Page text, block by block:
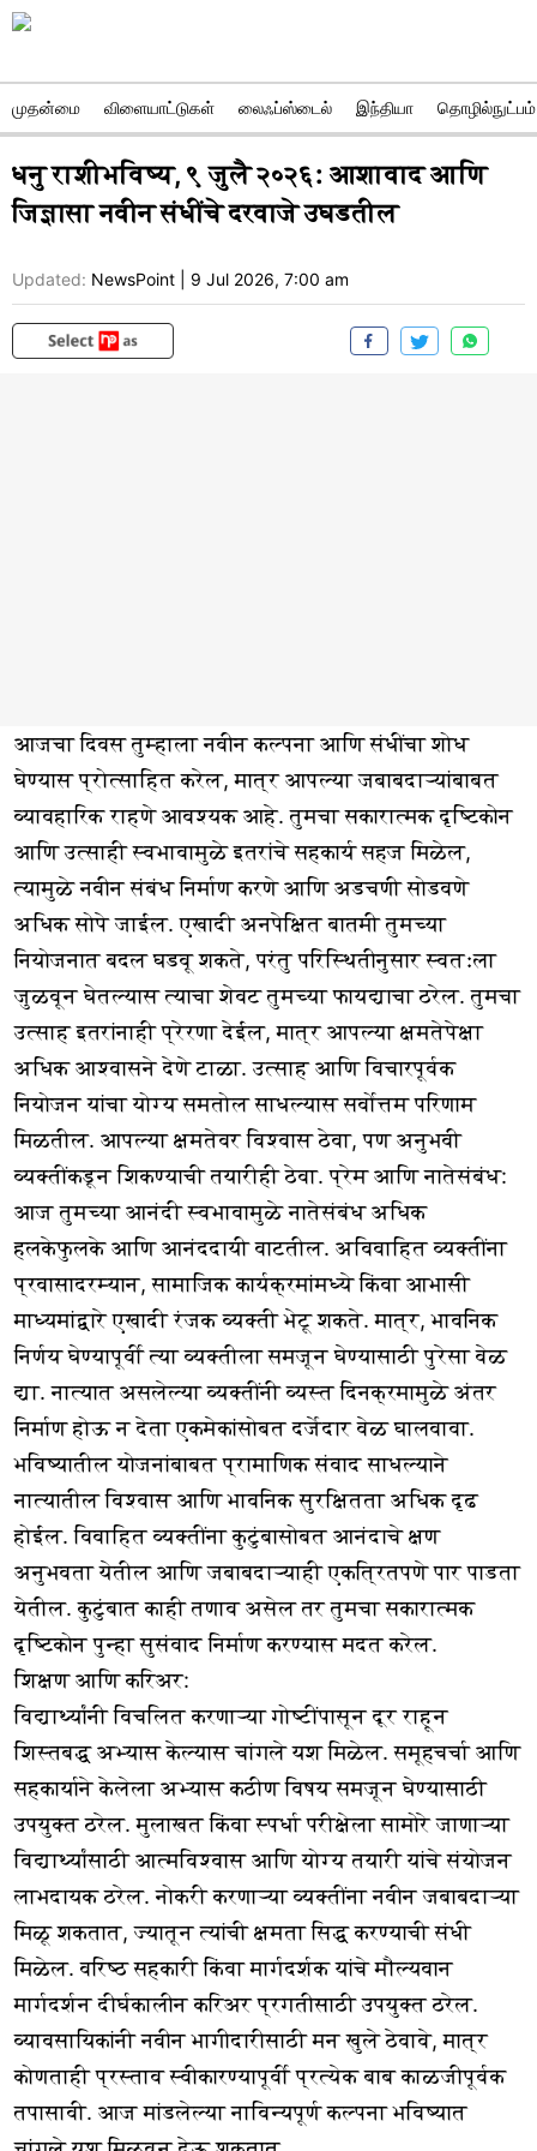
முதன்மை விளையாட்டுகள் லைஃப்ஸ்டைல் இந்தியா தொழில்நுட்பம்
धनु राशीभविष्य, ९ जुलै २०२६: आशावाद आणि
जिज्ञासा नवीन संधींचे दरवाजे उघडतील
Updated: NewsPoint 9 Jul 2026, 7:00 am
आजचा दिवस तुम्हाला नवीन कल्पना आणि संधींचा शोध
घेण्यास प्रोत्साहित करेल, मात्र आपल्या जबाबदाऱ्यांबाबत
व्यावहारिक राहणे आवश्यक आहे. तुमचा सकारात्मक दृष्टिकोन
आणि उत्साही स्वभावामुळे इतरांचे सहकार्य सहज मिळेल,
त्यामुळे नवीन संबंध निर्माण करणे आणि अडचणी सोडवणे
अधिक सोपे जाईल. एखादी अनपेक्षित बातमी तुमच्या
नियोजनात बदल घडवू शकते, परंतु परिस्थितीनुसार स्वतःला
जुळवून घेतल्यास त्याचा शेवट तुमच्या फायद्याचा ठरेल. तुमचा
उत्साह इतरांनाही प्रेरणा देईल, मात्र आपल्या क्षमतेपेक्षा
अधिक आश्वासने देणे टाळा. उत्साह आणि विचारपूर्वक
नियोजन यांचा योग्य समतोल साधल्यास सर्वोत्तम परिणाम
मिळतील. आपल्या क्षमतेवर विश्वास ठेवा, पण अनुभवी
व्यक्तींकडून शिकण्याची तयारीही ठेवा. प्रेम आणि नातेसंबंध:
आज तुमच्या आनंदी स्वभावामुळे नातेसंबंध अधिक
हलकेफुलके आणि आनंददायी वाटतील. अविवाहित व्यक्तींना
प्रवासादरम्यान, सामाजिक कार्यक्रमांमध्ये किंवा आभासी
माध्यमांद्वारे एखादी रंजक व्यक्ती भेटू शकते. मात्र, भावनिक
निर्णय घेण्यापूर्वी त्या व्यक्तीला समजून घेण्यासाठी पुरेसा वेळ
द्या. नात्यात असलेल्या व्यक्तींनी व्यस्त दिनक्रमामुळे अंतर
निर्माण होऊ न देता एकमेकांसोबत दर्जेदार वेळ घालवावा.
भविष्यातील योजनांबाबत प्रामाणिक संवाद साधल्याने
नात्यातील विश्वास आणि भावनिक सुरक्षितता अधिक दृढ
होईल. विवाहित व्यक्तींना कुटुंबासोबत आनंदाचे क्षण
अनुभवता येतील आणि जबाबदाऱ्याही एकत्रितपणे पार पाडता
येतील. कुटुंबात काही तणाव असेल तर तुमचा सकारात्मक
दृष्टिकोन पुन्हा सुसंवाद निर्माण करण्यास मदत करेल.
शिक्षण आणि करिअर:
विद्यार्थ्यांनी विचलित करणाऱ्या गोष्टींपासून दूर राहून
शिस्तबद्ध अभ्यास केल्यास चांगले यश मिळेल. समूहचर्चा आणि
सहकार्याने केलेला अभ्यास कठीण विषय समजून घेण्यासाठी
उपयुक्त ठरेल. मुलाखत किंवा स्पर्धा परीक्षेला सामोरे जाणाऱ्या
विद्यार्थ्यांसाठी आत्मविश्वास आणि योग्य तयारी यांचे संयोजन
लाभदायक ठरेल. नोकरी करणाऱ्या व्यक्तींना नवीन जबाबदाऱ्या
मिळू शकतात, ज्यातून त्यांची क्षमता सिद्ध करण्याची संधी
मिळेल. वरिष्ठ सहकारी किंवा मार्गदर्शक यांचे मौल्यवान
मार्गदर्शन दीर्घकालीन करिअर प्रगतीसाठी उपयुक्त ठरेल.
व्यावसायिकांनी नवीन भागीदारीसाठी मन खुले ठेवावे, मात्र
कोणताही प्रस्ताव स्वीकारण्यापूर्वी प्रत्येक बाब काळजीपूर्वक
तपासावी. आज मांडलेल्या नाविन्यपूर्ण कल्पना भविष्यात